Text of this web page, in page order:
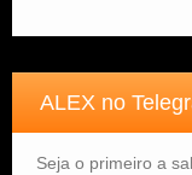
ALEX no
Seja o primeiro a